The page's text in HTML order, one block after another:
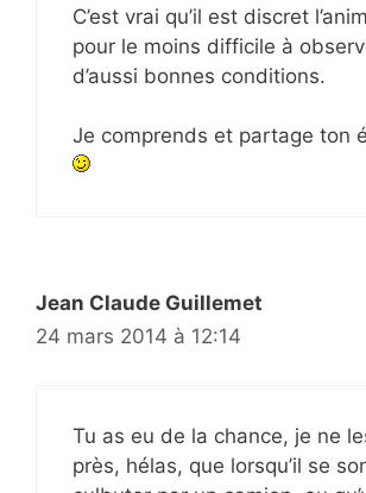
C’est vrai qu’il est discret
pour le moins difficile à
d’aussi bonnes conditions.
Je comprends et partage ton
Jean Claude Guillemet
24 mars 2014 à 12:14
Tu as eu de la chance, je ne
près, hélas, que lorsqu’il se